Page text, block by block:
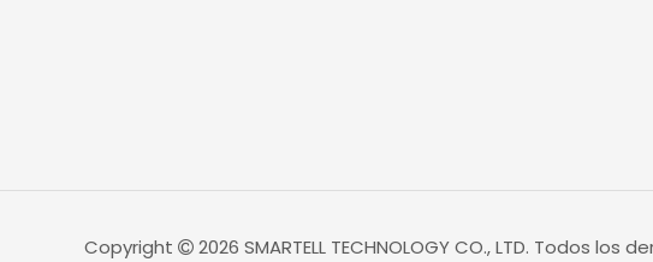
Copyright  2026 SMARTELL TECHNOLOGY CO., LTD. Todos los